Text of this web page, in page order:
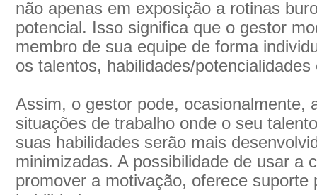
não apenas em exposição a rotinas
potencial. Isso significa que o gestor
membro de sua equipe de forma
os talentos, habilidades/
Assim, o gestor pode, ocasionalmente,
situações de trabalho onde o seu
suas habilidades serão mais
minimizadas. A possibilidade de usar a
promover a motivação, oferece suporte